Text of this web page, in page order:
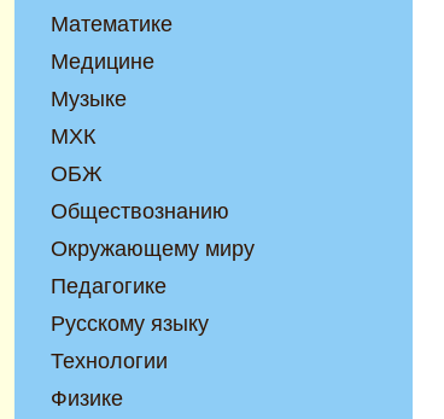
Математике
Медицине
Музыке
МХК
ОБЖ
Обществознанию
Окружающему миру
Педагогике
Русскому языку
Технологии
Физике